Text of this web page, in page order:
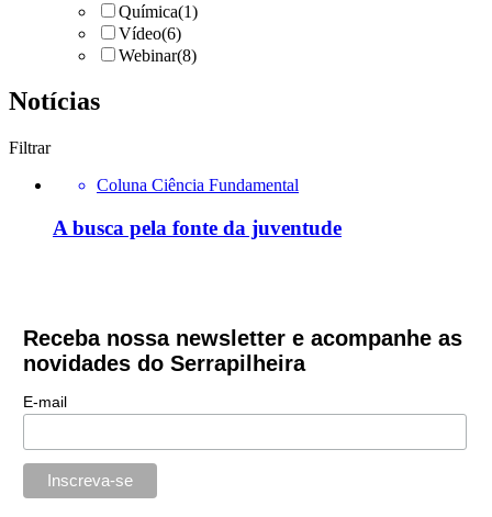
Química(1)
Vídeo(6)
Webinar(8)
Notícias
Filtrar
Coluna Ciência Fundamental
A busca pela fonte da juventude
Receba nossa newsletter e acompanhe as
novidades do Serrapilheira
E-mail